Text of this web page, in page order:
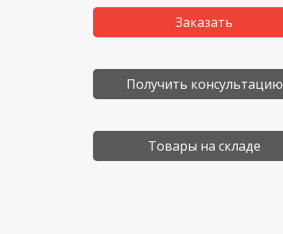
Заказать
Получить консультацию
Товары на складе